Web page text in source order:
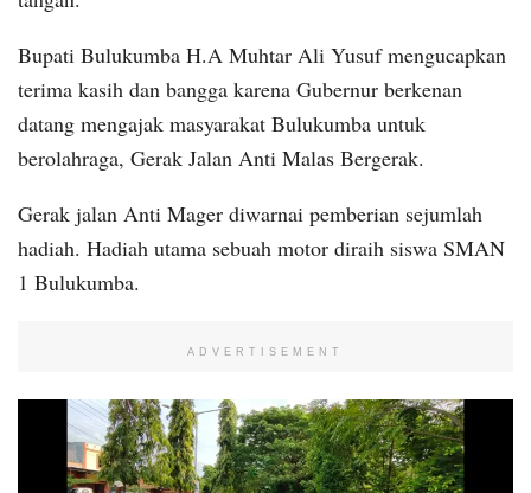
Bupati Bulukumba H.A Muhtar Ali Yusuf mengucapkan
terima kasih dan bangga karena Gubernur berkenan
datang mengajak masyarakat Bulukumba untuk
berolahraga, Gerak Jalan Anti Malas Bergerak.
Gerak jalan Anti Mager diwarnai pemberian sejumlah
hadiah. Hadiah utama sebuah motor diraih siswa SMAN
1 Bulukumba.
ADVERTISEMENT